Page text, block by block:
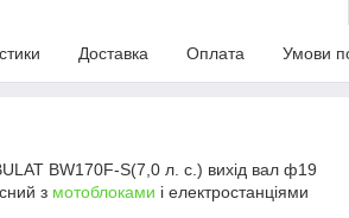
Доставка Оплата Умови
BW170F-S(7,0 л. с.) вихід вал ф19
з мотоблоками і електростанціями